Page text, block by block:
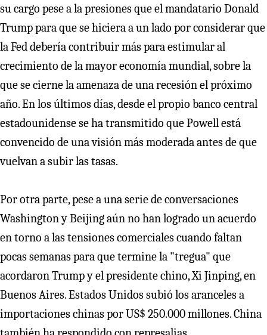
su cargo pese a la presiones que el mandatario Donald
Trump para que se hiciera a un lado por considerar que
la Fed debería contribuir más para estimular al
crecimiento de la mayor economía mundial, sobre la
que se cierne la amenaza de una recesión el próximo
año. En los últimos días, desde el propio banco central
estadounidense se ha transmitido que Powell está
convencido de una visión más moderada antes de que
vuelvan a subir las tasas.
Por otra parte, pese a una serie de conversaciones
Washington y Beijing aún no han logrado un acuerdo
en torno a las tensiones comerciales cuando faltan
pocas semanas para que termine la "tregua" que
acordaron Trump y el presidente chino, Xi Jinping, en
Buenos Aires. Estados Unidos subió los aranceles a
importaciones chinas por US$ 250.000 millones. China